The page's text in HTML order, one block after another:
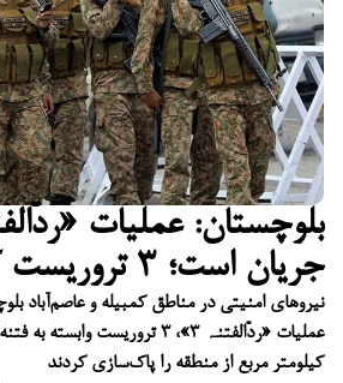
جریان است؛ ۳ تروریست کشته شدند
نیروهای امنیتی در مناطق کمبیله و عاصم‌آباد
کیلومتر مربع از منطقه را پاک‌سازی کردند